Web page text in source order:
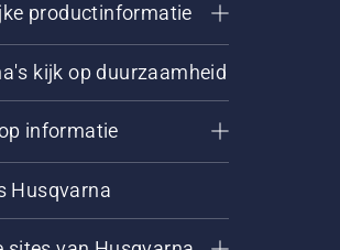
productinformatie
kijk op duurzaamheid
informatie
Husqvarna